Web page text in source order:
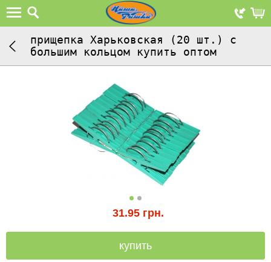
прищепка Харьковская (20 шт.) с
большим кольцом купить оптом
31.95 грн.
купить